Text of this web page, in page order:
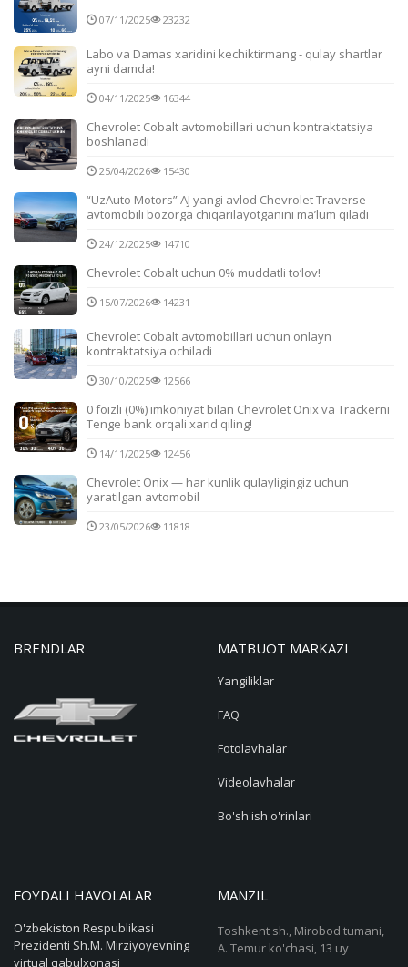
07/11/2025 23232
Labo va Damas xaridini kechiktirmang - qulay shartlar
ayni damda!
04/11/2025 16344
Chevrolet Cobalt avtomobillari uchun kontraktatsiya
boshlanadi
25/04/2026 15430
“UzAuto Motors” AJ yangi avlod Chevrolet Traverse
avtomobili bozorga chiqarilayotganini ma’lum qiladi
24/12/2025 14710
Chevrolet Cobalt uchun 0% muddatli to‘lov!
15/07/2026 14231
Chevrolet Cobalt avtomobillari uchun onlayn
kontraktatsiya ochiladi
30/10/2025 12566
0 foizli (0%) imkoniyat bilan Chevrolet Onix va Trackerni
Tenge bank orqali xarid qiling!
14/11/2025 12456
Chevrolet Onix — har kunlik qulayligingiz uchun
yaratilgan avtomobil
23/05/2026 11818
BRENDLAR MATBUOT MARKAZI
Yangiliklar
FAQ
Fotolavhalar
Videolavhalar
Bo'sh ish o'rinlari
FOYDALI HAVOLALAR
O'zbekiston Respublikasi
Prezidenti Sh.M. Mirziyoyevning
virtual qabulxonasi
MANZIL
Toshkent sh., Mirobod tumani,
A. Temur ko'chasi, 13 uy